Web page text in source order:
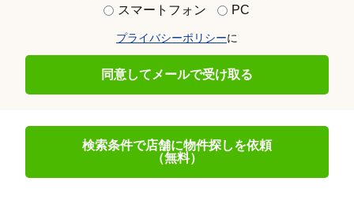
スマートフォン PC
プライバシーポリシーに
同意してメールで受け取る
検索条件で店舗に物件探しを依頼
（無料）